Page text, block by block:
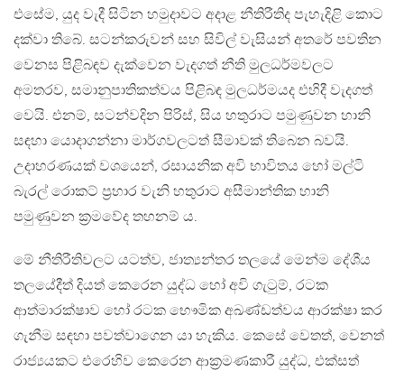
එසේම, යුද වැදී සිටින හමුදාවට අදාළ නීතිරීතිද පැහැදිළි කොට
දක්වා තිබේ. සටන්කරුවන් සහ සිවිල් වැසියන් අතරේ පවතින
වෙනස පිළිබඳව දැක්වෙන වැදගත් නීති මුලධර්මවලට
අමතරව, සමානුපාතිකත්වය පිළිබඳ මුලධර්මයද එහිදී වැදගත්
වෙයි. එනම්, සටන්වදින පිරිස්, සිය හතුරාට පමුණුවන හානි
සඳහා යොදාගන්නා මාර්ගවලටත් සීමාවක් තිබෙන බවයි.
උදාහරණයක් වශයෙන්, රසායනික අවි භාවිතය හෝ මල්ටි
බැරල් රොකට් ප‍්‍රහාර වැනි හතුරාට අසීමාන්තික හානි
පමුණුවන ක‍්‍රමවේද තහනම් ය.
මේ නීතිරීතිවලට යටත්ව, ජාත්‍යන්තර තලයේ මෙන්ම දේශීය
තලයේදීත් දියත් කෙරෙන යුද්ධ හෝ අවි ගැටුම්, රටක
ආත්මාරක්ෂාව හෝ රටක භෞමික අඛණ්ඩත්වය ආරක්ෂා කර
ගැනීම සඳහා පවත්වාගෙන යා හැකිය. කෙසේ වෙතත්, වෙනත්
රාජ්‍යයකට එරෙහිව කෙරෙන ආක‍්‍රමණකාරී යුද්ධ, එක්සත්